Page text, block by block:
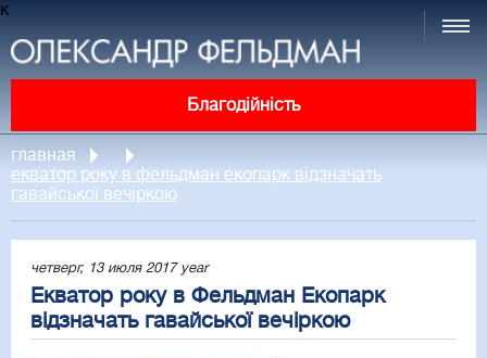
к
Благодійність
главная
екватор року в фельдман екопарк відзначать
гавайської вечіркою
четверг, 13 июля 2017 year
Екватор року в Фельдман Екопарк
відзначать гавайської вечіркою